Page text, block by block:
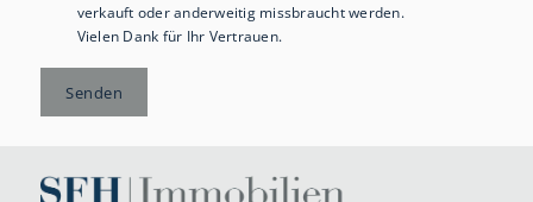
verkauft oder anderweitig missbraucht werden.
Vielen Dank für Ihr Vertrauen.
Senden